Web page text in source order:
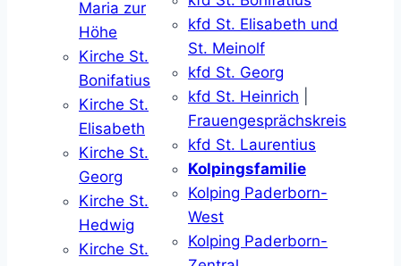
Maria zur
Höhe
Kirche St.
Bonifatius
Kirche St.
Elisabeth
Kirche St.
Georg
Kirche St.
Hedwig
Kirche St.
kfd St. Elisabeth und
St. Meinolf
kfd St. Georg
kfd St. Heinrich
Frauengesprächskreis
kfd St. Laurentius
Kolpingsfamilie
Kolping Paderborn-
West
Kolping Paderborn-